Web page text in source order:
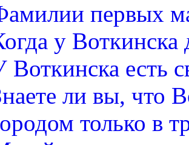
первых
у Воткинска
Воткинска есть
ли вы, что
только в